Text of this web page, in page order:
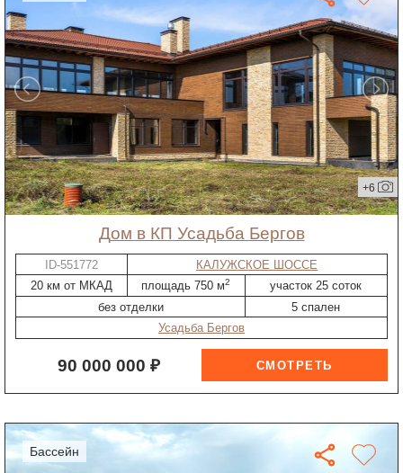
+6
дом в КП Усадьба Бергов
ID-551772
КАЛУЖСКОЕ ШОССЕ
20 км от МКАД
площадь 750 м2
участок 25 соток
без отделки
5 спален
Усадьба Бергов
90 000 000 ₽
бассейн